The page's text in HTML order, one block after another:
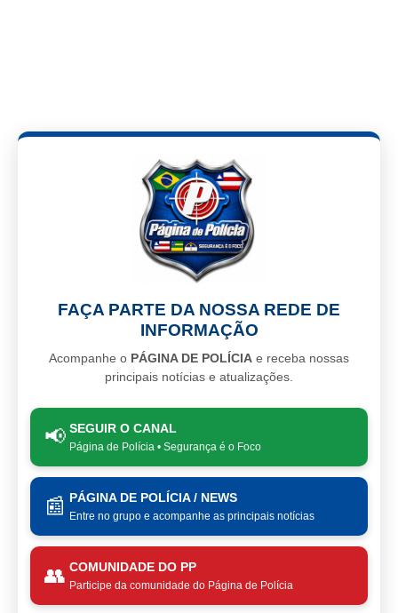
FAÇA PARTE DA NOSSA REDE DE
INFORMAÇÃO
Acompanhe o PÁGINA DE POLÍCIA e receba nossas
principais notícias e atualizações.
📢 SEGUIR O CANAL
Página de Polícia • Segurança é o Foco
📰 PÁGINA DE POLÍCIA / NEWS
Entre no grupo e acompanhe as principais notícias
👥 COMUNIDADE DO PP
Participe da comunidade do Página de Polícia